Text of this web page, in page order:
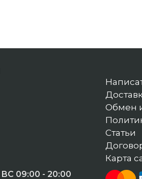
09:00 - 20:00
Обмен
Статьи
Карта